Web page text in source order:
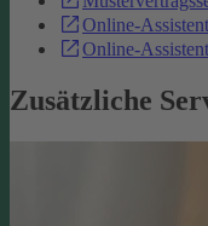
Online-
Online-
Zusätzliche